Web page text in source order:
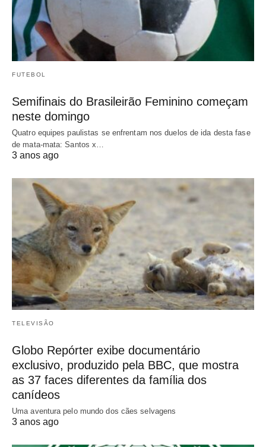
FUTEBOL
Semifinais do Brasileirão Feminino começam
neste domingo
Quatro equipes paulistas se enfrentam nos duelos de ida desta fase
de mata-mata: Santos x…
3 anos ago
TELEVISÃO
Globo Repórter exibe documentário
exclusivo, produzido pela BBC, que mostra
as 37 faces diferentes da família dos
canídeos
Uma aventura pelo mundo dos cães selvagens
3 anos ago